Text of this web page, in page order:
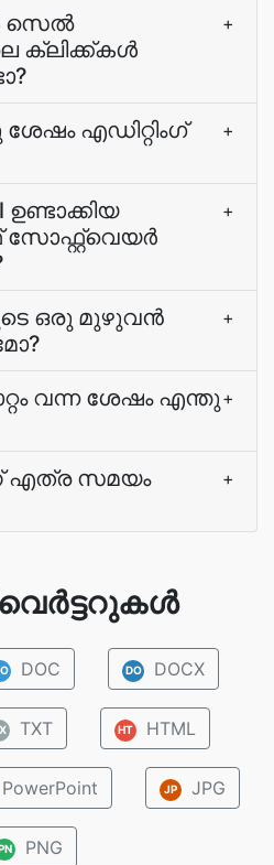
സെല്‍
ക്ലിക്ക്കള്‍
+
ശേഷം എഡിറ്റിംഗ്
+
+
ഒരു മുഴുവന്‍
+
വന്ന ശേഷം എന്തു +
എത്ര സമയം
+
DOC DO DOCX
TXT HT HTML
PowerPoint JP JPG
PNG